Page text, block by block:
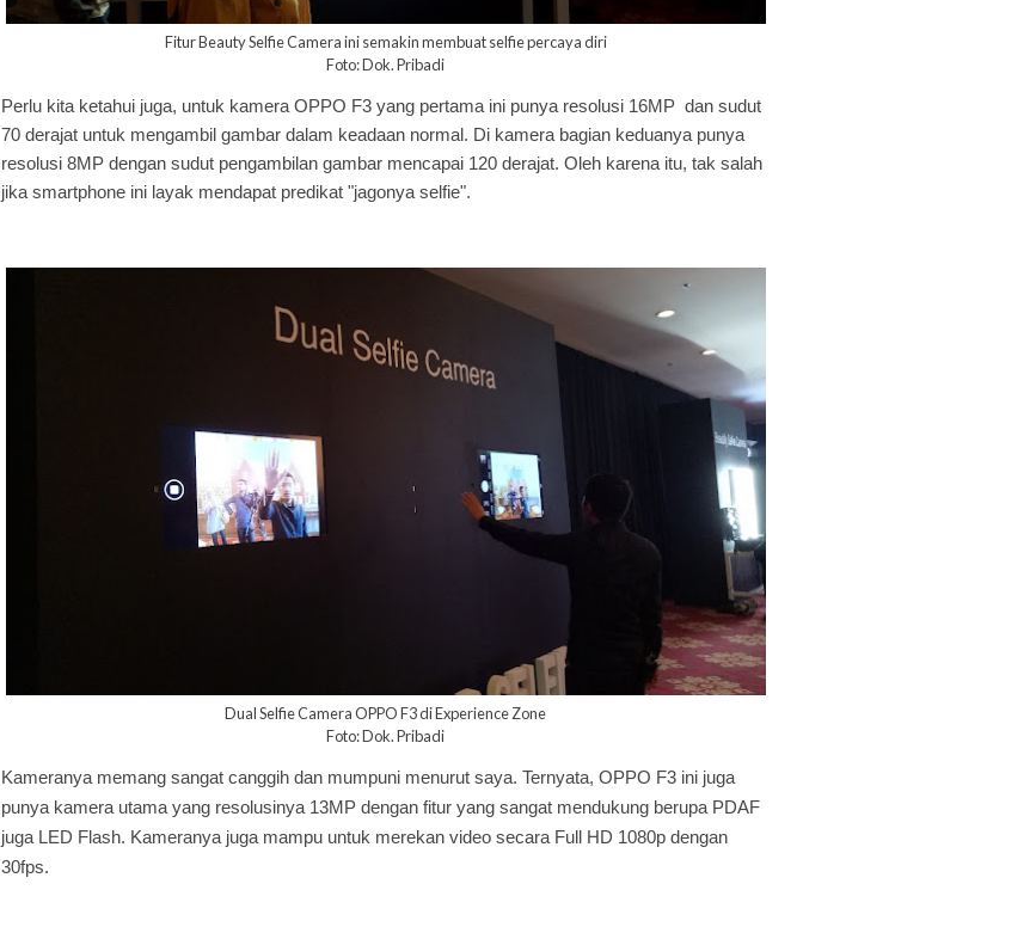
Fitur Beauty Selfie Camera ini semakin membuat selfie percaya diri
Foto: Dok. Pribadi
Perlu kita ketahui juga, untuk kamera OPPO F3 yang pertama ini punya resolusi 16MP dan sudut
70 derajat untuk mengambil gambar dalam keadaan normal. Di kamera bagian keduanya punya
resolusi 8MP dengan sudut pengambilan gambar mencapai 120 derajat. Oleh karena itu, tak salah
jika smartphone ini layak mendapat predikat "jagonya selfie".
Dual Selfie Camera OPPO F3 di Experience Zone
Foto: Dok. Pribadi
Kameranya memang sangat canggih dan mumpuni menurut saya. Ternyata, OPPO F3 ini juga
punya kamera utama yang resolusinya 13MP dengan fitur yang sangat mendukung berupa PDAF
juga LED Flash. Kameranya juga mampu untuk merekan video secara Full HD 1080p dengan
30fps.